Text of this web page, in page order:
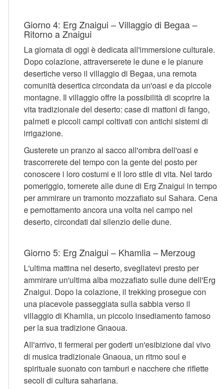
Giorno 4: Erg Znaigui – Villaggio di Begaa –
Ritorno a Znaigui
La giornata di oggi è dedicata all'immersione culturale.
Dopo colazione, attraverserete le dune e le pianure
desertiche verso il villaggio di Begaa, una remota
comunità desertica circondata da un'oasi e da piccole
montagne. Il villaggio offre la possibilità di scoprire la
vita tradizionale del deserto: case di mattoni di fango,
palmeti e piccoli campi coltivati con antichi sistemi di
irrigazione.
Gusterete un pranzo al sacco all'ombra dell'oasi e
trascorrerete del tempo con la gente del posto per
conoscere i loro costumi e il loro stile di vita. Nel tardo
pomeriggio, tornerete alle dune di Erg Znaigui in tempo
per ammirare un tramonto mozzafiato sul Sahara. Cena
e pernottamento ancora una volta nel campo nel
deserto, circondati dal silenzio delle dune.
Giorno 5: Erg Znaigui – Khamlia – Merzoug
L'ultima mattina nel deserto, svegliatevi presto per
ammirare un'ultima alba mozzafiato sulle dune dell'Erg
Znaigui. Dopo la colazione, il trekking prosegue con
una piacevole passeggiata sulla sabbia verso il
villaggio di Khamlia, un piccolo insediamento famoso
per la sua tradizione Gnaoua.
All'arrivo, ti fermerai per goderti un'esibizione dal vivo
di musica tradizionale Gnaoua, un ritmo soul e
spirituale suonato con tamburi e nacchere che riflette
secoli di cultura sahariana.